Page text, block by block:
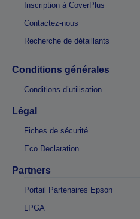
Inscription à CoverPlus
Contactez-nous
Recherche de détaillants
Conditions générales
Conditions d’utilisation
Légal
Fiches de sécurité
Eco Declaration
Partners
Portail Partenaires Epson
LPGA